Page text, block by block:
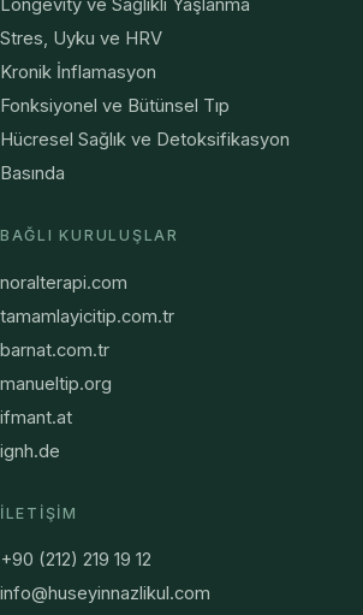
Longevity ve Sağlıklı Yaşlanma
Stres, Uyku ve HRV
Kronik İnflamasyon
Fonksiyonel ve Bütünsel Tıp
Hücresel Sağlık ve Detoksifikasyon
Basında
BAĞLI KURULUŞLAR
noralterapi.com
tamamlayicitip.com.tr
barnat.com.tr
manueltip.org
ifmant.at
ignh.de
İLETIŞIM
+90 (212) 219 19 12
info@huseyinnazlikul.com